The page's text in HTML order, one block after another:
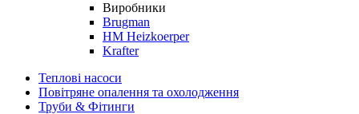
Виробники
Brugman
HM Heizkoerper
Krafter
Теплові насоси
Повітряне опалення та охолодження
Труби & Фітинги